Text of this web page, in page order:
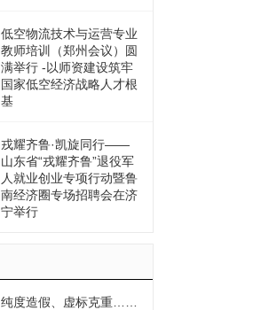
低空物流技术与运营专业
教师培训（郑州会议）圆
满举行 -以师资建设筑牢
国家低空经济战略人才根
基
戎耀齐鲁·凯旋同行——
山东省“戎耀齐鲁”退役军
人就业创业专项行动暨鲁
南经济圈专场招聘会在济
宁举行
纯度造假、虚标克重……